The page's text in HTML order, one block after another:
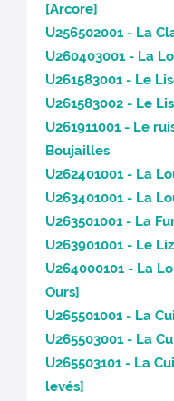
[Arcore]
U256502001 - La
U260403001 - La
U261583001 - Le
U261583002 - Le
U261911001 - Le
Boujailles
U262401001 - La
U263401001 - La
U263501001 - La
U263901001 - Le
U264000101 - La
Ours]
U265501001 - La
U265503001 - La
U265503101 - La
levés]